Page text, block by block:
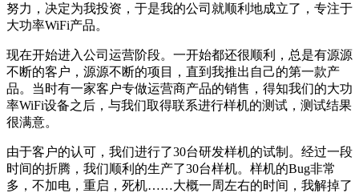
努力，决定为我投资，于是我的公司就顺利地成立了，专注于
大功率WiFi产品。
现在开始进入公司运营阶段。一开始都还很顺利，总是有源源
不断的客户，源源不断的项目，直到我推出自己的第一款产
品。当时有一家客户专做运营商产品的销售，得知我们的大功
率WiFi设备之后，与我们取得联系进行样机的测试，测试结果
很满意。
由于客户的认可，我们进行了30台研发样机的试制。经过一段
时间的折腾，我们顺利的生产了30台样机。样机的Bug非常
多，不加电，重启，死机……大概一周左右的时间，我解掉了